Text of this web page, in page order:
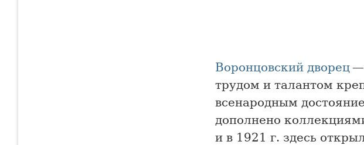
Воронцовский дворец—
трудом и талантом
всенародным
дополнено
и в 1921 г. здесь